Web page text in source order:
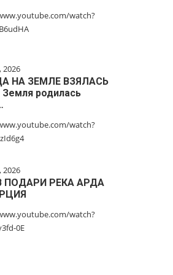
watch?
2026
НА ЗЕМЛЕ ВЗЯЛАСЬ
родилась
watch?
2026
ПОДАРИ РЕКА АРДА
watch?
0E